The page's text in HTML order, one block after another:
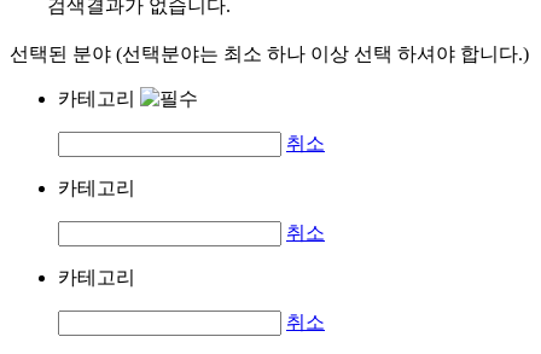
검색결과가 없습니다.
선택된 분야 (선택분야는 최소 하나 이상 선택 하셔야 합니다.)
카테고리
취소
카테고리
취소
카테고리
취소